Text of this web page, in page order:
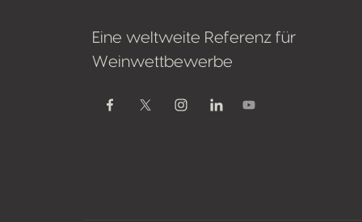
Eine weltweite Referenz für
Weinwettbewerbe
FacebookTwitter / XInstagramLinkedinYoutube